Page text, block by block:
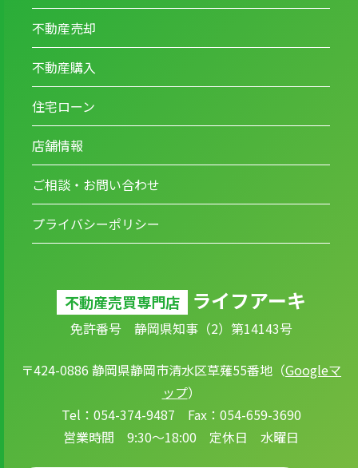
不動産売却
不動産購入
住宅ローン
店舗情報
ご相談・お問い合わせ
プライバシーポリシー
不動産売買専門店 ライフアーキ
免許番号 静岡県知事（2）第14143号
〒424-0886 静岡県静岡市清水区草薙55番地（Googleマ
ップ）
Tel：054-374-9487 Fax：054-659-3690
営業時間 9:30～18:00 定休日 水曜日